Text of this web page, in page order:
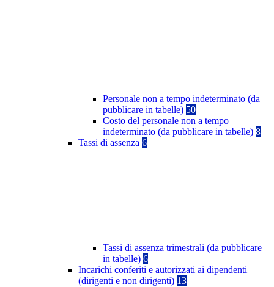
Personale non a tempo indeterminato (da
pubblicare in tabelle) 50
Costo del personale non a tempo
indeterminato (da pubblicare in tabelle) 8
Tassi di assenza 6
Tassi di assenza trimestrali (da pubblicare
in tabelle) 6
Incarichi conferiti e autorizzati ai dipendenti
(dirigenti e non dirigenti) 13